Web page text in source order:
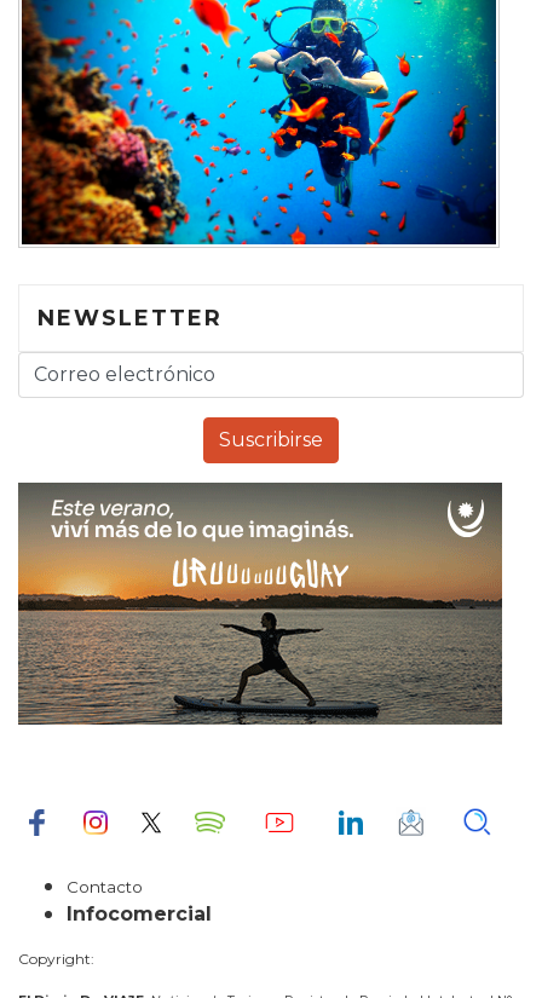
NEWSLETTER
Contacto
Infocomercial
Copyright: